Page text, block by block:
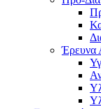
Έρευνα